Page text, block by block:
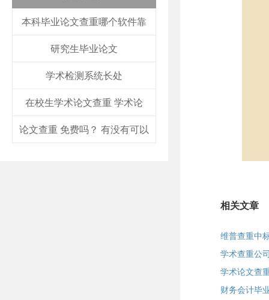
本科毕业论文查重哪个软件靠
研究生毕业论文
学术检测系统长处
在校生学术论文查重 学术论
论文查重 免费吗？ 有没有可以
相关文章
维普查重中
学术查重公
学术论文查
财务会计毕